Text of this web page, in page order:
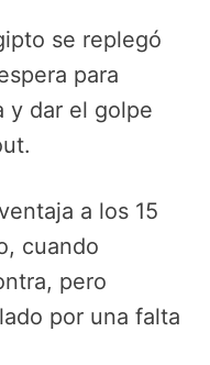
se replegó
para
y dar el golpe
a los 15
cuando
pero
por una falta